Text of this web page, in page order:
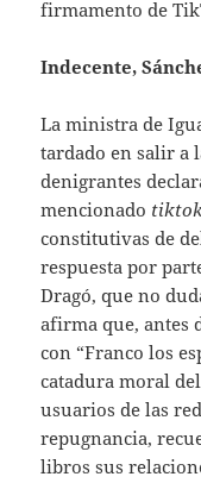
firmamento de
Indecente,
La ministra de
tardado en salir a
denigrantes
mencionado
constitutivas de
respuesta por
Dragó, que no
afirma que, antes
con “Franco los
catadura moral
usuarios de las
repugnancia,
libros sus